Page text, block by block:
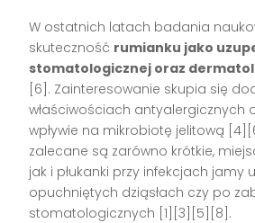
W ostatnich latach badania
skuteczność rumianku jako
stomatologicznej oraz
[6] . Zainteresowanie skupia się
właściwościach antyalergicznych
wpływie na mikrobiotę jelitową
zalecane są zarówno krótkie,
jak i płukanki przy infekcjach jamy
opuchniętych dziąsłach czy po
stomatologicznych [1][3][5][8] .